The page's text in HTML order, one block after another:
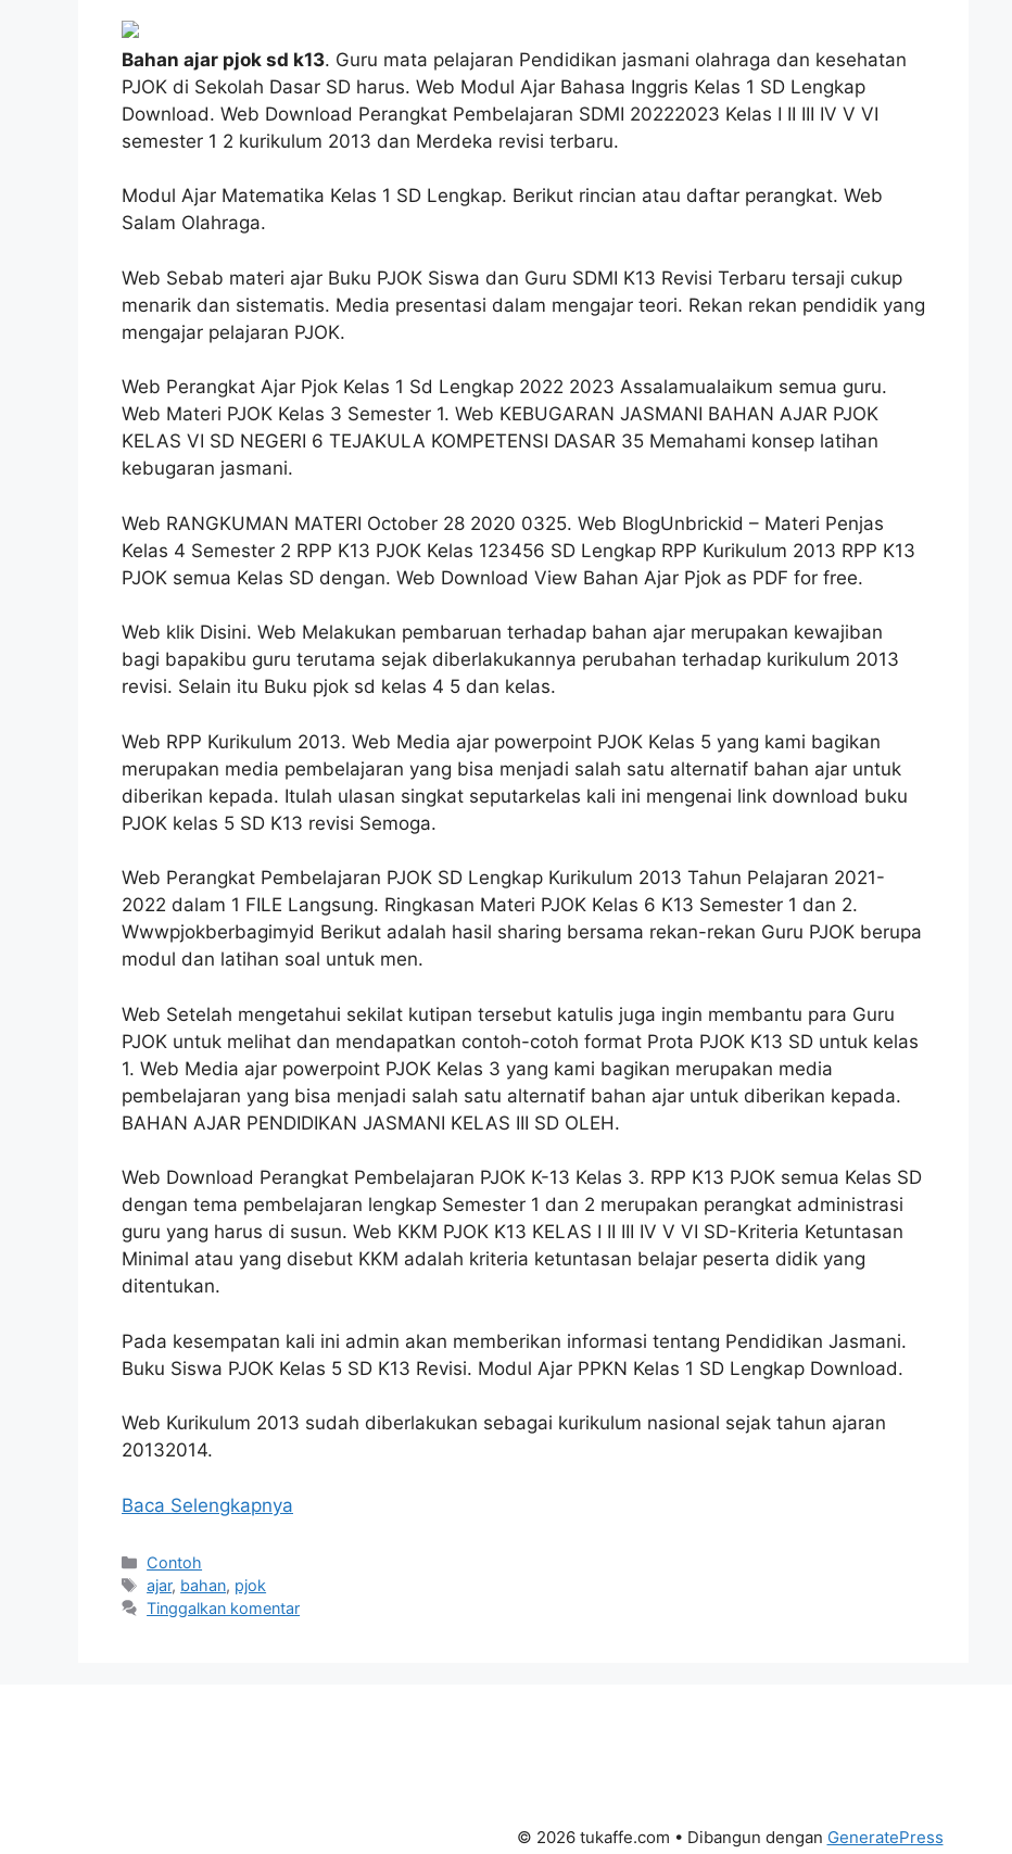
Bahan ajar pjok sd k13. Guru mata pelajaran Pendidikan jasmani olahraga dan kesehatan
PJOK di Sekolah Dasar SD harus. Web Modul Ajar Bahasa Inggris Kelas 1 SD Lengkap
Download. Web Download Perangkat Pembelajaran SDMI 20222023 Kelas I II III IV V VI
semester 1 2 kurikulum 2013 dan Merdeka revisi terbaru.
Modul Ajar Matematika Kelas 1 SD Lengkap. Berikut rincian atau daftar perangkat. Web
Salam Olahraga.
Web Sebab materi ajar Buku PJOK Siswa dan Guru SDMI K13 Revisi Terbaru tersaji cukup
menarik dan sistematis. Media presentasi dalam mengajar teori. Rekan rekan pendidik yang
mengajar pelajaran PJOK.
Web Perangkat Ajar Pjok Kelas 1 Sd Lengkap 2022 2023 Assalamualaikum semua guru.
Web Materi PJOK Kelas 3 Semester 1. Web KEBUGARAN JASMANI BAHAN AJAR PJOK
KELAS VI SD NEGERI 6 TEJAKULA KOMPETENSI DASAR 35 Memahami konsep latihan
kebugaran jasmani.
Web RANGKUMAN MATERI October 28 2020 0325. Web BlogUnbrickid – Materi Penjas
Kelas 4 Semester 2 RPP K13 PJOK Kelas 123456 SD Lengkap RPP Kurikulum 2013 RPP K13
PJOK semua Kelas SD dengan. Web Download View Bahan Ajar Pjok as PDF for free.
Web klik Disini. Web Melakukan pembaruan terhadap bahan ajar merupakan kewajiban
bagi bapakibu guru terutama sejak diberlakukannya perubahan terhadap kurikulum 2013
revisi. Selain itu Buku pjok sd kelas 4 5 dan kelas.
Web RPP Kurikulum 2013. Web Media ajar powerpoint PJOK Kelas 5 yang kami bagikan
merupakan media pembelajaran yang bisa menjadi salah satu alternatif bahan ajar untuk
diberikan kepada. Itulah ulasan singkat seputarkelas kali ini mengenai link download buku
PJOK kelas 5 SD K13 revisi Semoga.
Web Perangkat Pembelajaran PJOK SD Lengkap Kurikulum 2013 Tahun Pelajaran 2021-
2022 dalam 1 FILE Langsung. Ringkasan Materi PJOK Kelas 6 K13 Semester 1 dan 2.
Wwwpjokberbagimyid Berikut adalah hasil sharing bersama rekan-rekan Guru PJOK berupa
modul dan latihan soal untuk men.
Web Setelah mengetahui sekilat kutipan tersebut katulis juga ingin membantu para Guru
PJOK untuk melihat dan mendapatkan contoh-cotoh format Prota PJOK K13 SD untuk kelas
1. Web Media ajar powerpoint PJOK Kelas 3 yang kami bagikan merupakan media
pembelajaran yang bisa menjadi salah satu alternatif bahan ajar untuk diberikan kepada.
BAHAN AJAR PENDIDIKAN JASMANI KELAS III SD OLEH.
Web Download Perangkat Pembelajaran PJOK K-13 Kelas 3. RPP K13 PJOK semua Kelas SD
dengan tema pembelajaran lengkap Semester 1 dan 2 merupakan perangkat administrasi
guru yang harus di susun. Web KKM PJOK K13 KELAS I II III IV V VI SD-Kriteria Ketuntasan
Minimal atau yang disebut KKM adalah kriteria ketuntasan belajar peserta didik yang
ditentukan.
Pada kesempatan kali ini admin akan memberikan informasi tentang Pendidikan Jasmani.
Buku Siswa PJOK Kelas 5 SD K13 Revisi. Modul Ajar PPKN Kelas 1 SD Lengkap Download.
Web Kurikulum 2013 sudah diberlakukan sebagai kurikulum nasional sejak tahun ajaran
20132014.
Baca Selengkapnya
Kategori
Contoh
Tag
ajar, bahan, pjok
Tinggalkan komentar
© 2026 tukaffe.com • Dibangun dengan GeneratePress